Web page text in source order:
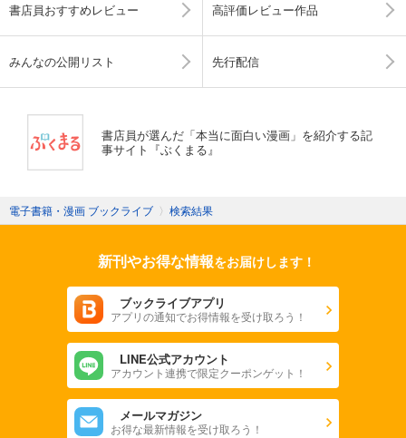
書店員おすすめレビュー 高評価レビュー作品
みんなの公開リスト 先行配信
書店員が選んだ「本当に面白い漫画」を紹介する記
事サイト『ぶくまる』
電子書籍・漫画 ブックライブ 〉 検索結果
新刊やお得な情報をお届けします！
ブックライブアプリ
アプリの通知でお得情報を受け取ろう！
LINE公式アカウント
アカウント連携で限定クーポンゲット！
メールマガジン
お得な最新情報を受け取ろう！